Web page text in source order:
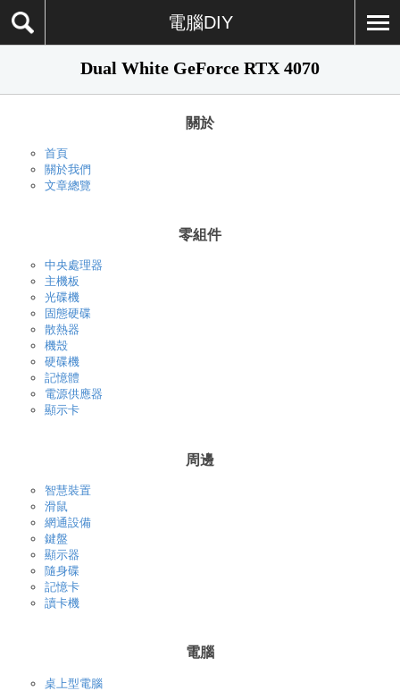
電腦DIY
Dual White GeForce RTX 4070
關於
首頁
關於我們
文章總覽
零組件
中央處理器
主機板
光碟機
固態硬碟
散熱器
機殼
硬碟機
記憶體
電源供應器
顯示卡
周邊
智慧裝置
滑鼠
網通設備
鍵盤
顯示器
隨身碟
記憶卡
讀卡機
電腦
桌上型電腦